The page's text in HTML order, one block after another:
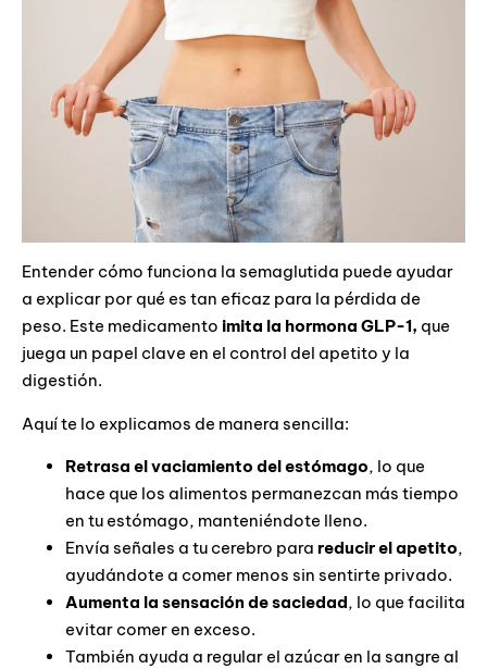
Entender cómo funciona la semaglutida puede ayudar
a explicar por qué es tan eficaz para la pérdida de
peso. Este medicamento imita la hormona GLP-1, que
juega un papel clave en el control del apetito y la
digestión.
Aquí te lo explicamos de manera sencilla:
Retrasa el vaciamiento del estómago, lo que
hace que los alimentos permanezcan más tiempo
en tu estómago, manteniéndote lleno.
Envía señales a tu cerebro para reducir el apetito,
ayudándote a comer menos sin sentirte privado.
Aumenta la sensación de saciedad, lo que facilita
evitar comer en exceso.
También ayuda a regular el azúcar en la sangre al